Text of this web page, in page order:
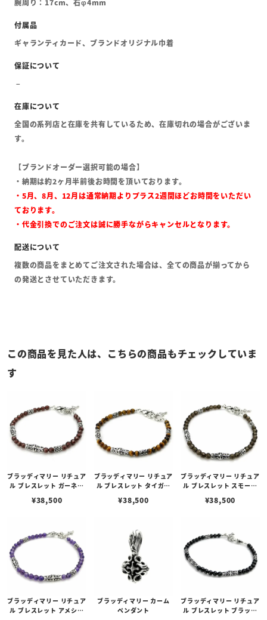
腕周り：17cm、石φ4mm
ギャランティカード、ブランドオリジナル巾着
全国の系列店と在庫を共有しているため、在庫切れの場合がございま
す。
【ブランドオーダー選択可能の場合】
・納期は約2ヶ月半前後お時間を頂いております。
・5月、8月、12月は通常納期よりプラス2週間ほどお時間をいただい
ております。
・代金引換でのご注文は誠に勝手ながらキャンセルとなります。
複数の商品をまとめてご注文された場合は、全ての商品が揃ってから
の発送とさせていただきます。
この商品を見た人は、こちらの商品もチェックしていま
す
ブラッディマリー リチュア
ル ブレスレット ガーネッ
¥38,500
ブラッディマリー リチュア
ル ブレスレット タイガー
¥38,500
ブラッディマリー リチュア
ル ブレスレット スモーキ
¥38,500
ブラッディマリー リチュア
ル ブレスレット アメシス
ブラッディマリー カーム
ペンダント
ブラッディマリー リチュア
ル ブレスレット ブラック